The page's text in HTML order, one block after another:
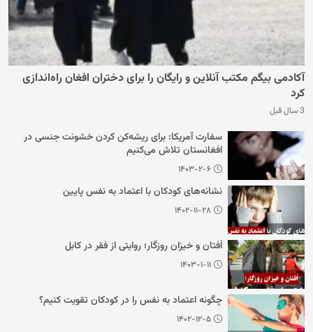
آکادمی بیگم مکتب آنلاین و رایگان را برای دختران افغان راه‌اندازی
کرد
3 سال قبل
سفارت آمریکا: برای ریشه‌کن کردن خشونت جنسی در
افغانستان تلاش می‌کنیم
۱۴۰۳-۲-۶
نشانه‌های کودکان با اعتماد به نفس پایین
۱۴۰۲-۱۱-۲۸
اُفتان و خیزان روزگار؛ روایتی از فقر در کابل
۱۴۰۳-۱-۱۱
چگونه اعتماد به نفس را در کودکان تقویت کنیم؟
۱۴۰۲-۱۲-۵